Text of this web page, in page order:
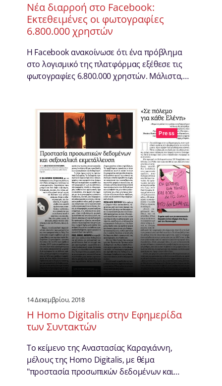
Νέα διαρροή στο Facebook:
Εκτεθειμένες οι φωτογραφίες
6.800.000 χρηστών
Η Facebook ανακοίνωσε ότι ένα πρόβλημα
στο λογισμικό της πλατφόρμας εξέθεσε τις
φωτογραφίες 6.800.000 χρηστών. Μάλιστα,…
Press
14 Δεκεμβρίου, 2018
H Homo Digitalis στην Εφημερίδα
των Συντακτών
Το κείμενο της Αναστασίας Καραγιάννη,
μέλους της Homo Digitalis, με θέμα
"προστασία προσωπικών δεδομένων και…